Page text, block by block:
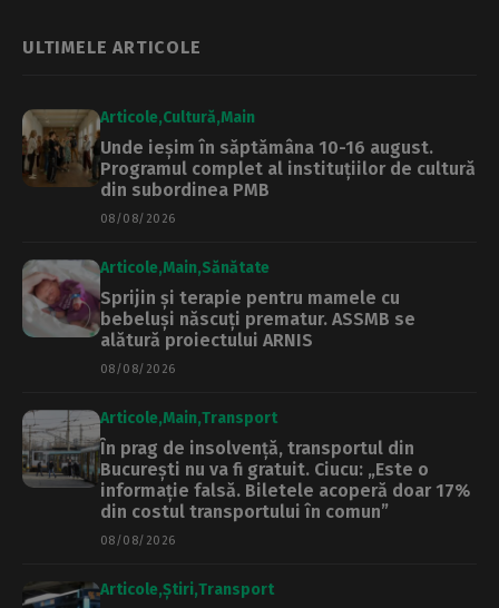
despăgubirilor
pentru terenuri
ULTIMELE ARTICOLE
Articole Cultură Main
Unde ieșim în săptămâna 10-16 august.
Programul complet al instituțiilor de cultură
din subordinea PMB
08/08/2026
Articole Main Sănătate
Sprijin și terapie pentru mamele cu
bebeluși născuți prematur. ASSMB se
alătură proiectului ARNIS
08/08/2026
Articole Main Transport
În prag de insolvență, transportul din
București nu va fi gratuit. Ciucu: „Este o
informație falsă. Biletele acoperă doar 17%
din costul transportului în comun”
08/08/2026
Articole Știri Transport